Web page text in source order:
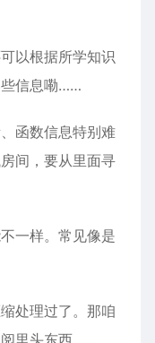
以根据所学知识
些信息嘞……
函数信息特别难
间，要从里面寻
一样。常见像是
处理过了。那咱
阅里头东西……